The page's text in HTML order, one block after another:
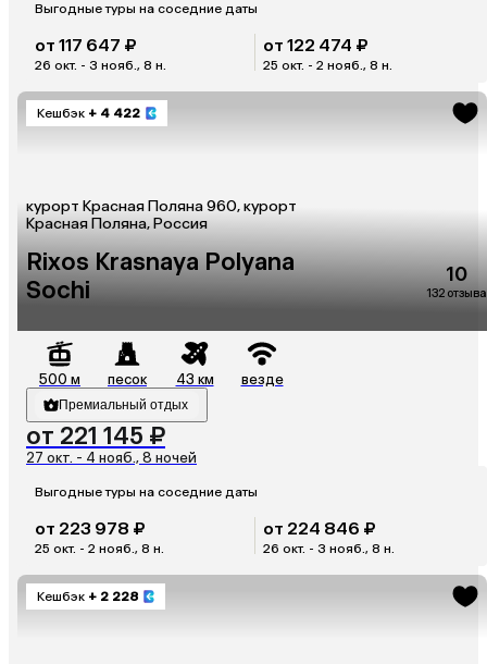
Выгодные туры на соседние даты
от 117 647 ₽
26 окт. - 3 нояб., 8 н.
от 122 474 ₽
25 окт. - 2 нояб., 8 н.
Кешбэк + 4 422
курорт Красная Поляна 960, курорт
Красная Поляна, Россия
Rixos Krasnaya Polyana
Sochi
10
132 отзыва
500 м песок 43 км везде
Премиальный отдых
от 221 145 ₽
27 окт. - 4 нояб., 8 ночей
Выгодные туры на соседние даты
от 223 978 ₽
25 окт. - 2 нояб., 8 н.
от 224 846 ₽
26 окт. - 3 нояб., 8 н.
Кешбэк + 2 228